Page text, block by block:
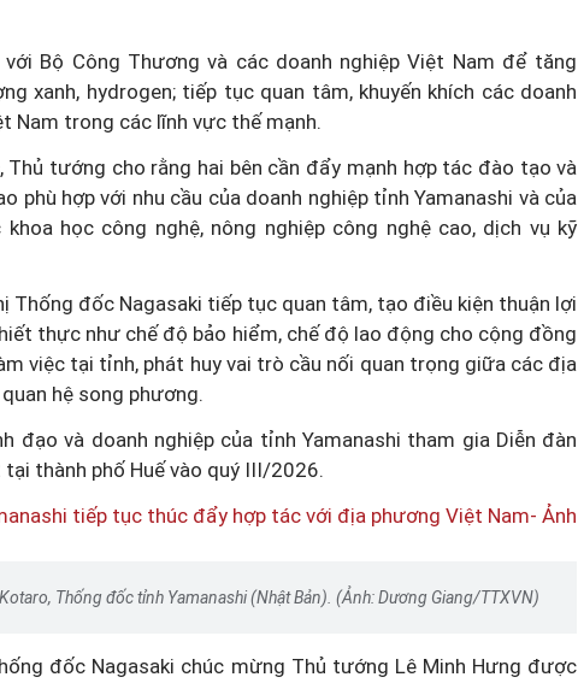
Bộ Công Thương và các doanh nghiệp Việt Nam để tăng
xanh, hydrogen; tiếp tục quan tâm, khuyến khích các doanh
Nam trong các lĩnh vực thế mạnh.
tướng cho rằng hai bên cần đẩy mạnh hợp tác đào tạo và
phù hợp với nhu cầu của doanh nghiệp tỉnh Yamanashi và của
học công nghệ, nông nghiệp công nghệ cao, dịch vụ kỹ
đốc Nagasaki tiếp tục quan tâm, tạo điều kiện thuận lợi
thực như chế độ bảo hiểm, chế độ lao động cho cộng đồng
việc tại tỉnh, phát huy vai trò cầu nối quan trọng giữa các địa
hệ song phương.
đạo và doanh nghiệp của tỉnh Yamanashi tham gia Diễn đàn
thành phố Huế vào quý III/2026.
Thống đốc tỉnh Yamanashi (Nhật Bản). (Ảnh: Dương Giang/TTXVN)
đốc Nagasaki chúc mừng Thủ tướng Lê Minh Hưng được
Việt Nam
chuyển
triển công
tăng mạnh của MBBank